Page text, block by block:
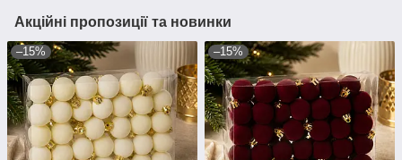
Акційні пропозиції та новинки
–15% –15%